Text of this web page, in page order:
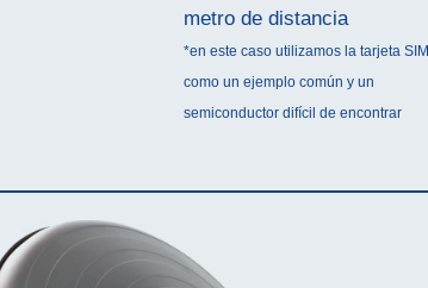
metro de distancia
*en este caso utilizamos la tarjeta SIM
como un ejemplo común y un
semiconductor difícil de encontrar